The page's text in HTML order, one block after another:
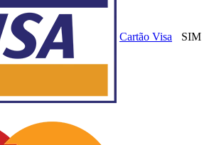
Cartão Visa SIM